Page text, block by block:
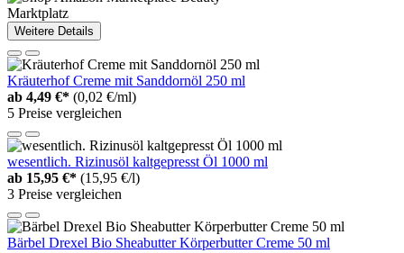
Marktplatz
Weitere Details
Kräuterhof Creme mit Sanddornöl 250 ml
ab 4,49 €* (0,02 €/ml)
5 Preise vergleichen
wesentlich. Rizinusöl kaltgepresst Öl 1000 ml
ab 15,95 €* (15,95 €/l)
3 Preise vergleichen
Bärbel Drexel Bio Sheabutter Körperbutter Creme 50 ml